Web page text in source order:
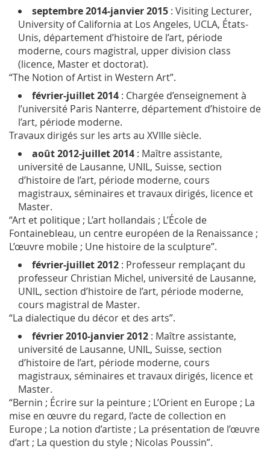
septembre 2014-janvier 2015 : Visiting Lecturer,
University of California at Los Angeles, UCLA, États-
Unis, département d’histoire de l’art, période
moderne, cours magistral, upper division class
(licence, Master et doctorat).
“The Notion of Artist in Western Art”.
février-juillet 2014 : Chargée d’enseignement à
l’université Paris Nanterre, département d’histoire de
l’art, période moderne.
Travaux dirigés sur les arts au XVIIIe siècle.
août 2012-juillet 2014 : Maître assistante,
université de Lausanne, UNIL, Suisse, section
d’histoire de l’art, période moderne, cours
magistraux, séminaires et travaux dirigés, licence et
Master.
“Art et politique ; L’art hollandais ; L’École de
Fontainebleau, un centre européen de la Renaissance ;
L’œuvre mobile ; Une histoire de la sculpture”.
février-juillet 2012 : Professeur remplaçant du
professeur Christian Michel, université de Lausanne,
UNIL, section d’histoire de l’art, période moderne,
cours magistral de Master.
“La dialectique du décor et des arts”.
février 2010-janvier 2012 : Maître assistante,
université de Lausanne, UNIL, Suisse, section
d’histoire de l’art, période moderne, cours
magistraux, séminaires et travaux dirigés, licence et
Master.
“Bernin ; Écrire sur la peinture ; L’Orient en Europe ; La
mise en œuvre du regard, l’acte de collection en
Europe ; La notion d’artiste ; La présentation de l’œuvre
d’art ; La question du style ; Nicolas Poussin”.